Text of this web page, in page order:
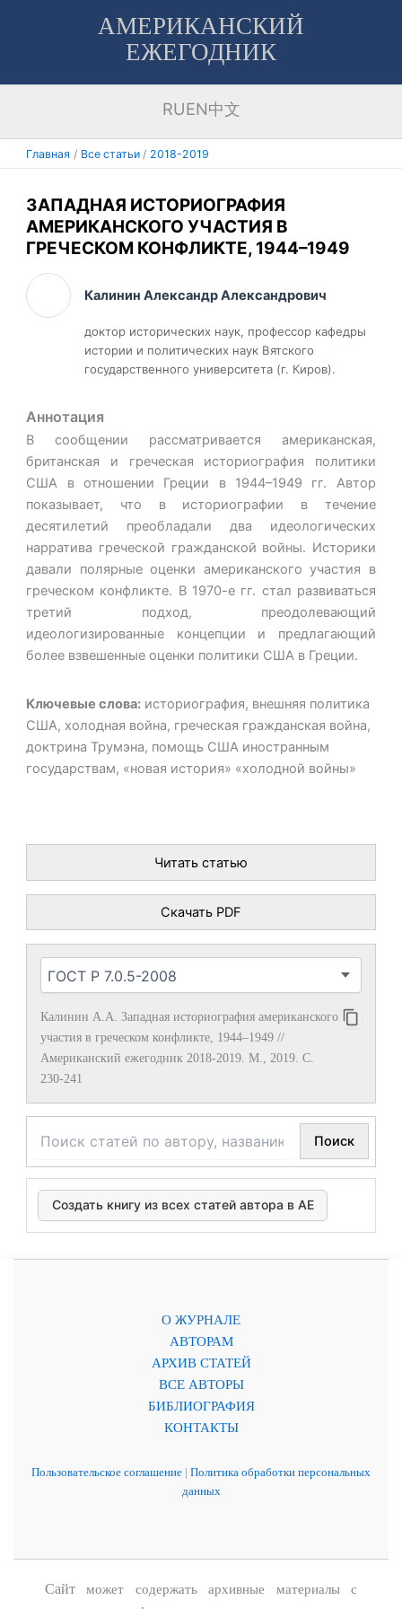
АМЕРИКАНСКИЙ
ЕЖЕГОДНИК
RUEN中文
Главная Все статьи 2018-2019
ЗАПАДНАЯ ИСТОРИОГРАФИЯ
АМЕРИКАНСКОГО УЧАСТИЯ В
ГРЕЧЕСКОМ КОНФЛИКТЕ, 1944–1949
Калинин Александр Александрович
доктор исторических наук, профессор кафедры
истории и политических наук Вятского
государственного университета (г. Киров).
Аннотация
В сообщении рассматривается американская,
британская и греческая историография политики
США в отношении Греции в 1944–1949 гг. Автор
показывает, что в историографии в течение
десятилетий преобладали два идеологических
нарратива греческой гражданской войны. Историки
давали полярные оценки американского участия в
греческом конфликте. В 1970-е гг. стал развиваться
третий подход, преодолевающий
идеологизированные концепции и предлагающий
более взвешенные оценки политики США в Греции.
Ключевые слова: историография, внешняя политика
США, холодная война, греческая гражданская война,
доктрина Трумэна, помощь США иностранным
государствам, «новая история» «холодной войны»
Читать статью
Скачать PDF
Калинин А.А. Западная историография американского
участия в греческом конфликте, 1944–1949 //
Американский ежегодник 2018-2019. М., 2019. С.
230-241
Поиск
Создать книгу из всех статей автора в АЕ
О ЖУРНАЛЕ
АВТОРАМ
АРХИВ СТАТЕЙ
ВСЕ АВТОРЫ
БИБЛИОГРАФИЯ
КОНТАКТЫ
Пользовательское соглашение | Политика обработки персональных
данных
Сайтможет содержать архивные материалы с